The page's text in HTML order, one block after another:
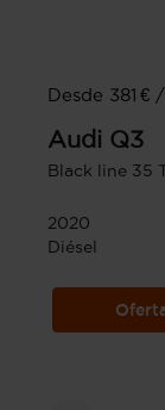
Desde 381 €
Audi Q3
Black line 35
2020
Diésel